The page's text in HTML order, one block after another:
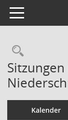
Toggle navigation
Kalender